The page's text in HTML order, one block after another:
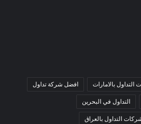
بالامارات افضل شركة تداول
التداول في البحرين
التداول بالعراق